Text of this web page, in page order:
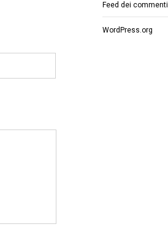
Feed dei commenti
WordPress.org